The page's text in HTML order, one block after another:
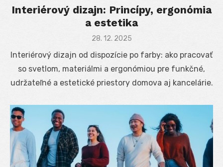
Interiérový dizajn: Princípy, ergonómia
a estetika
Posted
28. 12. 2025
Interiérový dizajn od dispozície po farby: ako pracovať
so svetlom, materiálmi a ergonómiou pre funkčné,
udržateľné a estetické priestory domova aj kancelárie.